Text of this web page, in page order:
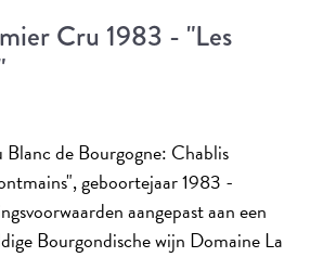
Cru 1983 - "Les
de Bourgogne: Chablis
geboortejaar 1983 -
aangepast aan een
Bourgondische wijn Domaine La